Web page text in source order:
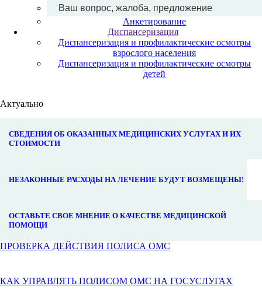
Ваш вопрос, жалоба, предложение
Анкетирование
Диспансеризация
Диспансеризация и профилактические осмотры
взрослого населения
Диспансеризация и профилактические осмотры
детей
Актуально
СВЕДЕНИЯ ОБ ОКАЗАННЫХ МЕДИЦИНСКИХ УСЛУГАХ И ИХ
СТОИМОСТИ
НЕЗАКОННЫЕ РАСХОДЫ НА ЛЕЧЕНИЕ БУДУТ ВОЗМЕЩЕНЫ!
ОСТАВЬТЕ СВОЕ МНЕНИЕ О КАЧЕСТВЕ МЕДИЦИНСКОЙ
ПОМОЩИ
ПРОВЕРКА ДЕЙСТВИЯ ПОЛИСА ОМС
КАК УПРАВЛЯТЬ ПОЛИСОМ ОМС НА ГОСУСЛУГАХ